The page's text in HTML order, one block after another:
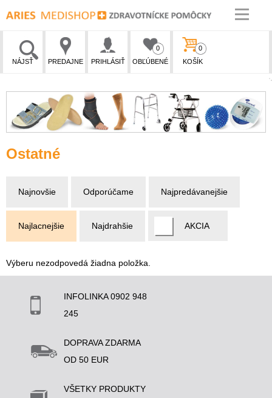
NÁJSŤ PREDAJNE PRIHLÁSIŤ OBĽÚBENÉ
0
KOŠÍK
0
Ostatné
Najnovšie Odporúčame Najpredávanejšie
Najlacnejšie Najdrahšie AKCIA
Výberu nezodpovedá žiadna položka.
INFOLINKA 0902 948
245
DOPRAVA ZDARMA
OD 50 EUR
VŠETKY PRODUKTY